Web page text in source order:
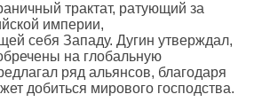
трактат, ратующий за
империи,
себя Западу. Дугин утверждал,
на глобальную
ряд альянсов, благодаря
добиться мирового господства.